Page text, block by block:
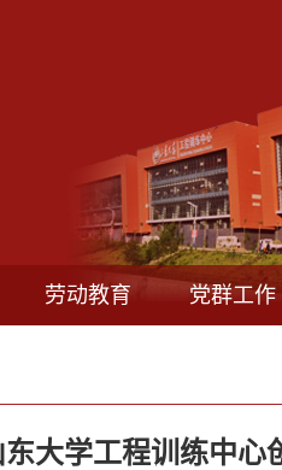
劳动教育 党群工作
东大学工程训练中心